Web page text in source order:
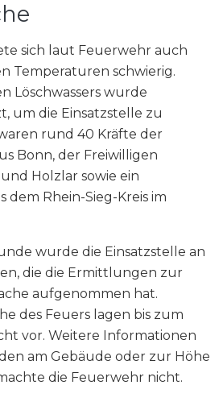
sich laut Feuerwehr auch
Temperaturen schwierig.
Löschwassers wurde
um die Einsatzstelle zu
rund 40 Kräfte der
Bonn, der Freiwilligen
Holzlar sowie ein
dem Rhein-Sieg-Kreis im
wurde die Einsatzstelle an
die die Ermittlungen zur
aufgenommen hat.
des Feuers lagen bis zum
vor. Weitere Informationen
am Gebäude oder zur Höhe
die Feuerwehr nicht.